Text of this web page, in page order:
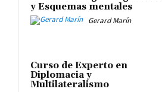
y Esquemas mentales
Gerard Marín
Curso de Experto en
Diplomacia y
Multilateralismo